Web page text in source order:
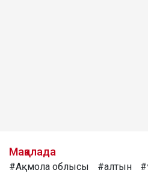
Мақалада
#Ақмола облысы #алтын